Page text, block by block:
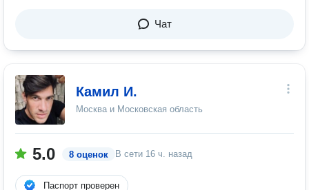
Чат
Камил И.
Москва и Московская область
5.0 8 оценок В сети 16 ч. назад
Паспорт проверен